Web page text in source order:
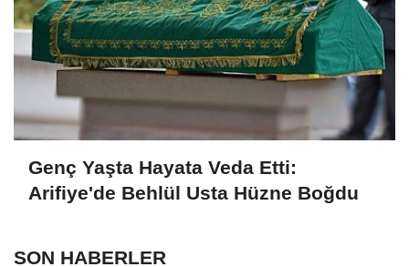
Genç Yaşta Hayata Veda Etti:
Arifiye'de Behlül Usta Hüzne Boğdu
SON HABERLER